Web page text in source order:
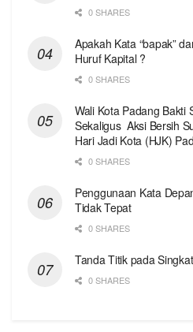
0 SHARES
Apakah Kata “bapak”
Huruf Kapital ?
0 SHARES
Wali Kota Padang Bakti
Sekaligus Aksi Bersih
Hari Jadi Kota (HJK)
0 SHARES
Penggunaan Kata
Tidak Tepat
0 SHARES
Tanda Titik pada
0 SHARES